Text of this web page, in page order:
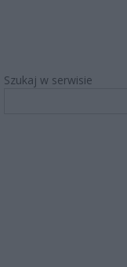
Szukaj w serwisie